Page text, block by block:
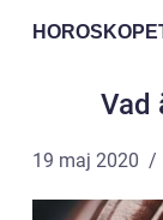
Vad
19 maj 2020